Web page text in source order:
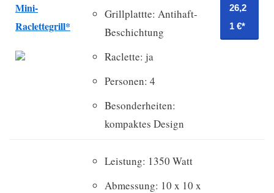
Mini-
Raclettegrill*
Grillplattte: Antihaft-
Beschichtung
Raclette: ja
Personen: 4
Besonderheiten:
kompaktes Design
26,2
1 €*
Leistung: 1350 Watt
Abmessung: 10 x 10 x